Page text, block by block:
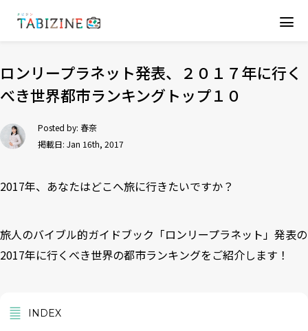
ロンリープラネット発表、２０１７年に行く
べき世界都市ランキングトップ１０
Posted by: 春奈
掲載日: Jan 16th, 2017
2017年、あなたはどこへ旅に行きたいですか？
旅人のバイブル的ガイドブック「ロンリープラネット」発表の
2017年に行くべき世界の都市ランキングをご紹介します！
INDEX